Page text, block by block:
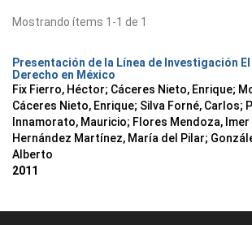
Mostrando ítems 1-1 de 1
Presentación de la Línea de Investigación
Derecho en México
Fix Fierro, Héctor; Cáceres Nieto, Enrique;
Cáceres Nieto, Enrique; Silva Forné, Carlos;
Innamorato, Mauricio; Flores Mendoza, Imer
Hernández Martínez, María del Pilar;
Alberto
2011